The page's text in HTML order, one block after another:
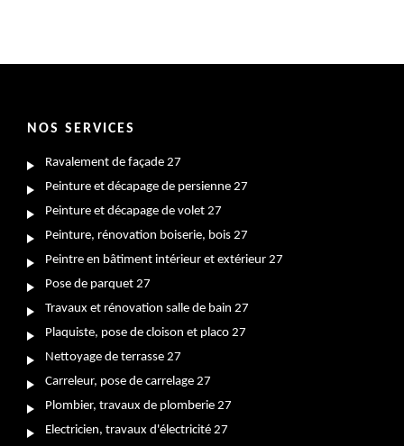
NOS SERVICES
Ravalement de façade 27
Peinture et décapage de persienne 27
Peinture et décapage de volet 27
Peinture, rénovation boiserie, bois 27
Peintre en bâtiment intérieur et extérieur 27
Pose de parquet 27
Travaux et rénovation salle de bain 27
Plaquiste, pose de cloison et placo 27
Nettoyage de terrasse 27
Carreleur, pose de carrelage 27
Plombier, travaux de plomberie 27
Electricien, travaux d'électricité 27